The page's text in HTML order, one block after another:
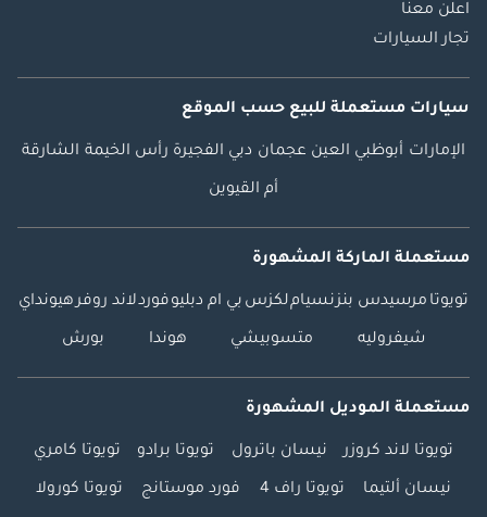
اعلن معنا
تجار السيارات
سيارات مستعملة للبيع حسب الموقع
الإمارات أبوظبي العين عجمان دبي الفجيرة رأس الخيمة الشارقة
أم القيوين
مستعملة الماركة المشهورة
تويوتا مرسيدس بنزنسياملكزس بي ام دبليوفوردلاند روفرهيونداي
شيفروليه متسوبيشي هوندا بورش
مستعملة الموديل المشهورة
تويوتا لاند كروزر نيسان باترول تويوتا برادو تويوتا كامري
نيسان ألتيما تويوتا راف 4 فورد موستانج تويوتا كورولا